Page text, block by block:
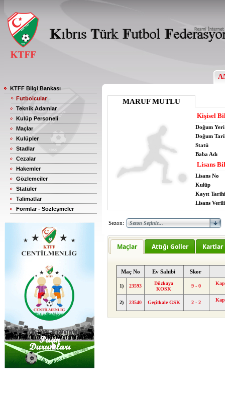
KTFF Bilgi Bankası
Futbolcular
Teknik Adamlar
Kulüp Personeli
Maçlar
Kulüpler
Stadlar
Cezalar
Hakemler
Gözlemciler
Statüler
Talimatlar
Formlar - Sözleşmeler
MARUF MUTLU
Kişisel
Doğum Yeri
Doğum
Statü
Baba Adı
Lisans
Lisans No
Kulüp
Kayıt Tarihi
Lisans
Sezon:
Maçlar Attığı Goller Kartlar
Maç No Ev Sahibi Skor
1) 23593
Düzkaya
KOSK
9 - 0
2) 23540 Geçitkale GSK 2 - 2